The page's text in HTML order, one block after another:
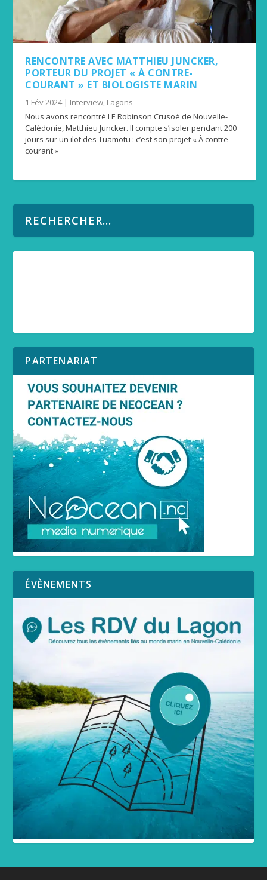
RENCONTRE AVEC MATTHIEU JUNCKER,
PORTEUR DU PROJET « À CONTRE-
COURANT » ET BIOLOGISTE MARIN
1 Fév 2024| Interview, Lagons
Nous avons rencontré LE Robinson Crusoé de Nouvelle-
Calédonie, Matthieu Juncker. Il compte s’isoler pendant 200
jours sur un ilot des Tuamotu : c’est son projet « À contre-
courant »
PARTENARIAT
ÉVÈNEMENTS